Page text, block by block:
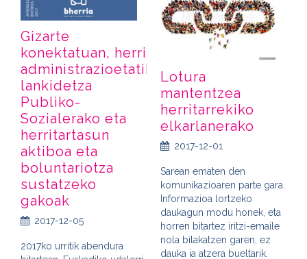
Gizarte
konektatuan, herri
administrazioetatik
lankidetza
Publiko-
Sozialerako eta
herritartasun
aktiboa eta
boluntariotza
sustatzeko
gakoak
2017-12-05
2017ko urritik abendura
Lotura
mantentzea
herritarrekiko
elkarlanerako
2017-12-01
Sarean ematen den
komunikazioaren parte gara.
Informazioa lortzeko
daukagun modu honek, eta
horren bitartez iritzi-emaile
nola bilakatzen garen, ez
dauka ia atzera bueltarik.